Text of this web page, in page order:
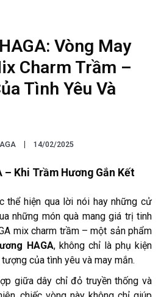
Vòng May
Charm Trầm –
Tình Yêu Và
14/02/2025
– Khi Trầm Hương Gắn Kết
thể hiện qua lời nói hay những cử
những món quà mang giá trị tinh
mix charm trầm – một sản phẩm
HAGA, không chỉ là phụ kiện
của tình yêu và may mắn.
giữa dây chỉ đỏ truyền thống và